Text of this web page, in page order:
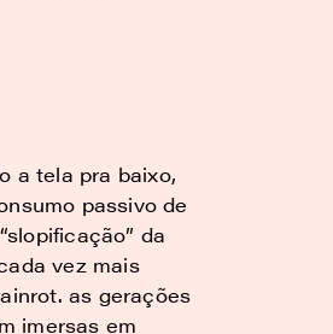
a tela pra baixo,
passivo de
da
vez mais
as gerações
imersas em